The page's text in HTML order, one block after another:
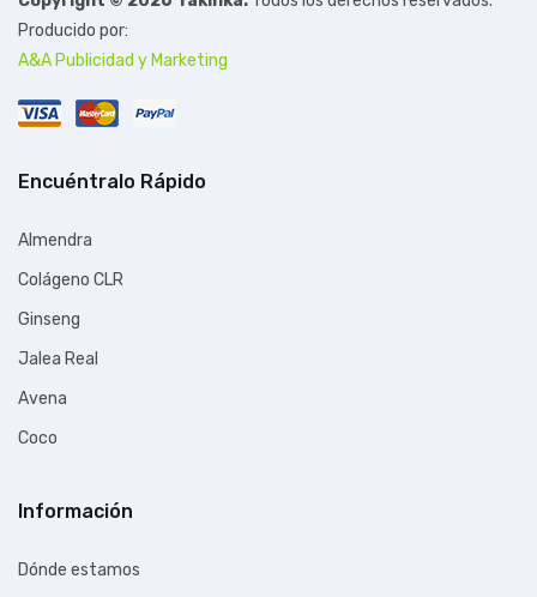
Producido por:
A&A Publicidad y Marketing
Encuéntralo Rápido
Almendra
Colágeno CLR
Ginseng
Jalea Real
Avena
Coco
Información
Dónde estamos